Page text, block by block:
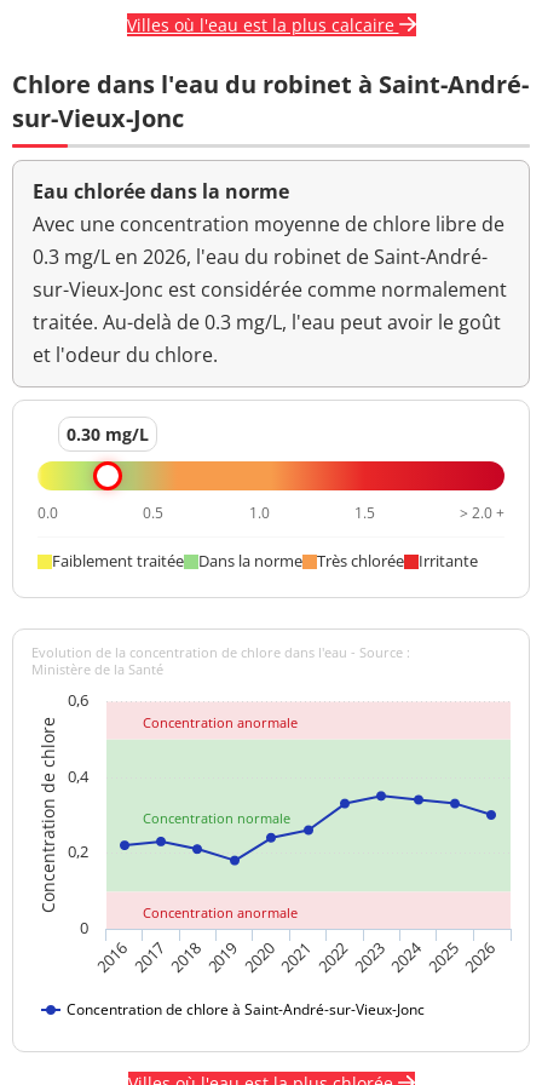
Villes où l'eau est la plus calcaire
Chlore dans l'eau du robinet à Saint-André-
sur-Vieux-Jonc
Eau chlorée dans la norme
Avec une concentration moyenne de chlore libre de
0.3 mg/L en 2026, l'eau du robinet de Saint-André-
sur-Vieux-Jonc est considérée comme normalement
traitée. Au-delà de 0.3 mg/L, l'eau peut avoir le goût
et l'odeur du chlore.
0.30 mg/L
0.0 0.5 1.0 1.5 > 2.0 +
Faiblement traitée Dans la norme Très chlorée Irritante
Concentration normale
Concentration anormale
Concentration anormale
Concentration de chlore
Evolution de la concentration de chlore dans l'eau - Source :
Ministère de la Santé
Concentration de chlore à Saint-André-sur-Vieux-Jonc
20162017 2018201920202021 20222023202420252026
0
0,2
0,4
0,6